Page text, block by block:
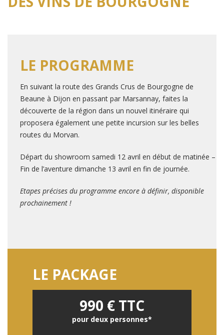
LE PROGRAMME
En suivant la route des Grands Crus de Bourgogne de
Beaune à Dijon en passant par Marsannay, faites la
découverte de la région dans un nouvel itinéraire qui
proposera également une petite incursion sur les belles
routes du Morvan.
Départ du showroom samedi 12 avril en début de matinée –
Fin de l’aventure dimanche 13 avril en fin de journée.
Etapes précises du programme encore à définir, disponible
prochainement !
LE PACKAGE
990 € TTC
pour deux personnes*